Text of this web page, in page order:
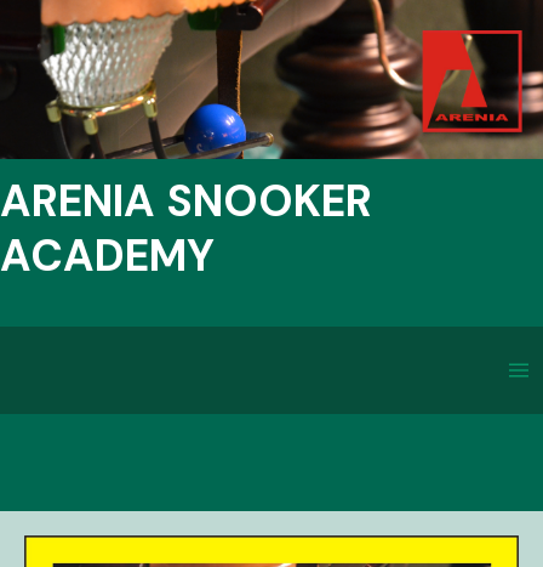
ARENIA SNOOKER
ACADEMY